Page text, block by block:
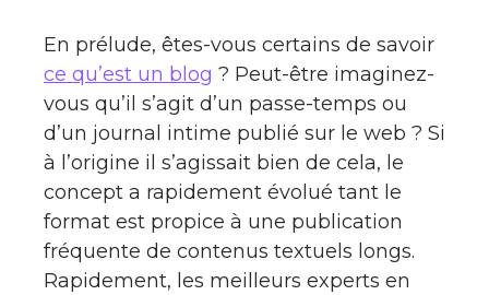
En prélude, êtes-vous certains de savoir
ce qu’est un blog ? Peut-être imaginez-
vous qu’il s’agit d’un passe-temps ou
d’un journal intime publié sur le web ? Si
à l’origine il s’agissait bien de cela, le
concept a rapidement évolué tant le
format est propice à une publication
fréquente de contenus textuels longs.
Rapidement, les meilleurs experts en